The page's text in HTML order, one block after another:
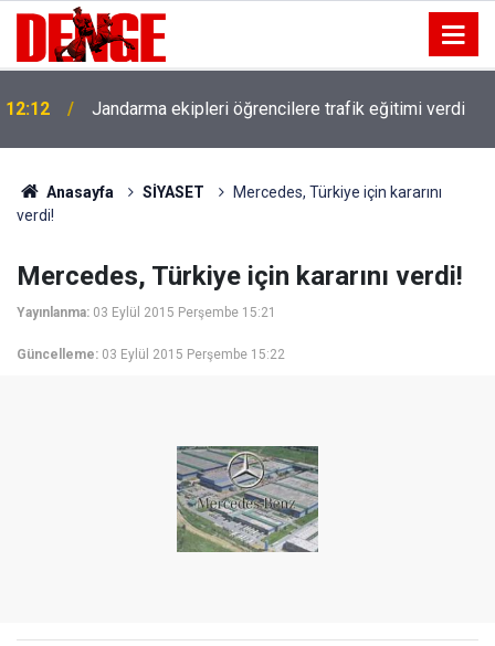
12:12 Jandarma ekipleri öğrencilere trafik eğitimi verdi
Anasayfa SİYASET
Mercedes, Türkiye için kararını
verdi!
Mercedes, Türkiye için kararını verdi!
Yayınlanma: 03 Eylül 2015 Perşembe 15:21
Güncelleme: 03 Eylül 2015 Perşembe 15:22